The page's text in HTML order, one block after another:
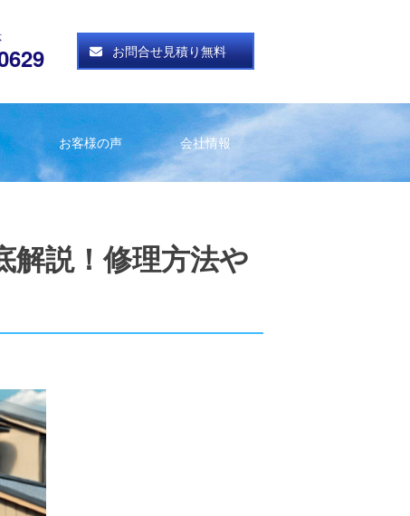
お問合せ見積り無料
お客様の声 会社情報
解説！修理方法や